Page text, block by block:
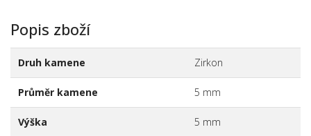
Popis zboží
Druh kamene Zirkon
Průměr kamene 5 mm
Výška 5 mm